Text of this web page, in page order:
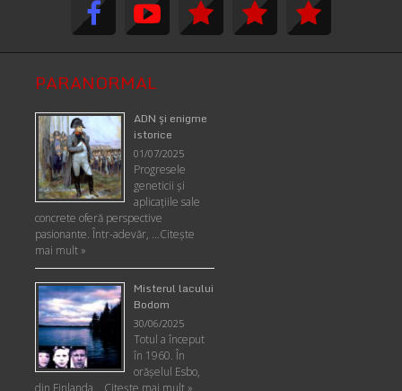
PARANORMAL
ADN şi enigme
istorice
01/07/2025
Progresele
geneticii şi
aplicaţiile sale
concrete oferă perspective
pasionante. Într-adevăr, …Citește
mai mult »
Misterul lacului
Bodom
30/06/2025
Totul a început
în 1960. În
orășelul Esbo,